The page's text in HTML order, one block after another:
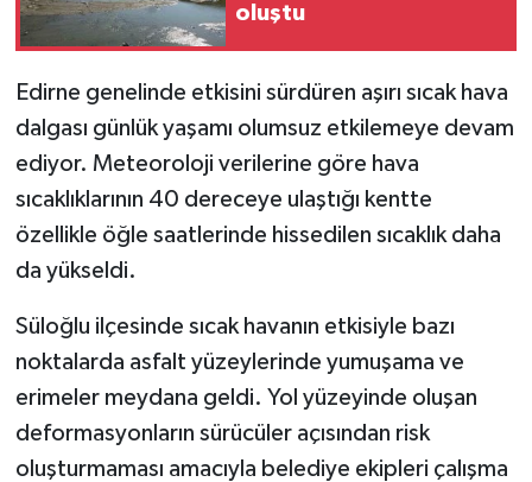
oluştu
Edirne genelinde etkisini sürdüren aşırı sıcak hava
dalgası günlük yaşamı olumsuz etkilemeye devam
ediyor. Meteoroloji verilerine göre hava
sıcaklıklarının 40 dereceye ulaştığı kentte
özellikle öğle saatlerinde hissedilen sıcaklık daha
da yükseldi.
Süloğlu ilçesinde sıcak havanın etkisiyle bazı
noktalarda asfalt yüzeylerinde yumuşama ve
erimeler meydana geldi. Yol yüzeyinde oluşan
deformasyonların sürücüler açısından risk
oluşturmaması amacıyla belediye ekipleri çalışma
HABERDE İNSAN
İNSAN
İş Dünyası
Jandarma
KÜLTÜR SANAT
MAGAZİN
Otomobil